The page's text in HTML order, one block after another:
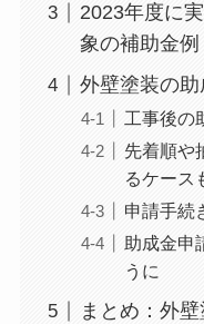
2023年度に
象の補助金例
外壁塗装の
工事後の
先着順や
るケース
申請手続
助成金申
うに
まとめ：外